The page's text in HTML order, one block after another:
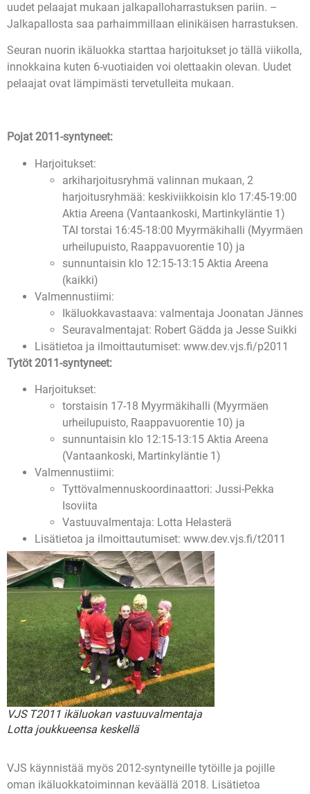
uudet pelaajat mukaan jalkapalloharrastuksen pariin. –
Jalkapallosta saa parhaimmillaan elinikäisen harrastuksen.
Seuran nuorin ikäluokka starttaa harjoitukset jo tällä viikolla,
innokkaina kuten 6-vuotiaiden voi olettaakin olevan. Uudet
pelaajat ovat lämpimästi tervetulleita mukaan.
Pojat 2011-syntyneet:
Harjoitukset:
arkiharjoitusryhmä valinnan mukaan, 2
harjoitusryhmää: keskiviikkoisin klo 17:45-19:00
Aktia Areena (Vantaankoski, Martinkyläntie 1)
TAI torstai 16:45-18:00 Myyrmäkihalli (Myyrmäen
urheilupuisto, Raappavuorentie 10) ja
sunnuntaisin klo 12:15-13:15 Aktia Areena
(kaikki)
Valmennustiimi:
Ikäluokkavastaava: valmentaja Joonatan Jännes
Seuravalmentajat: Robert Gädda ja Jesse Suikki
Lisätietoa ja ilmoittautumiset: www.dev.vjs.fi/p2011
Tytöt 2011-syntyneet:
Harjoitukset:
torstaisin 17-18 Myyrmäkihalli (Myyrmäen
urheilupuisto, Raappavuorentie 10) ja
sunnuntaisin klo 12:15-13:15 Aktia Areena
(Vantaankoski, Martinkyläntie 1)
Valmennustiimi:
Tyttövalmennuskoordinaattori: Jussi-Pekka
Isoviita
Vastuuvalmentaja: Lotta Helasterä
Lisätietoa ja ilmoittautumiset: www.dev.vjs.fi/t2011
VJS T2011 ikäluokan vastuuvalmentaja
Lotta joukkueensa keskellä
VJS käynnistää myös 2012-syntyneille tytöille ja pojille
oman ikäluokkatoiminnan keväällä 2018. Lisätietoa